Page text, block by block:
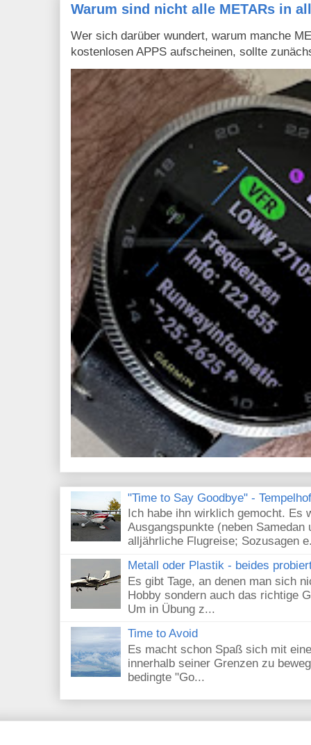
Warum sind nicht alle METARs in
Wer sich darüber wundert, warum manche
kostenlosen APPS aufscheinen, sollte
"Time to Say Goodbye" -
Ich habe ihn wirklich gemocht. Es
Ausgangspunkte (neben Samedan
alljährliche Flugreise; Sozusagen
Metall oder Plastik - beides
Es gibt Tage, an denen man sich
Hobby sondern auch das richtige
Um in Übung z...
Time to Avoid
Es macht schon Spaß sich mit
innerhalb seiner Grenzen zu
bedingte "Go...